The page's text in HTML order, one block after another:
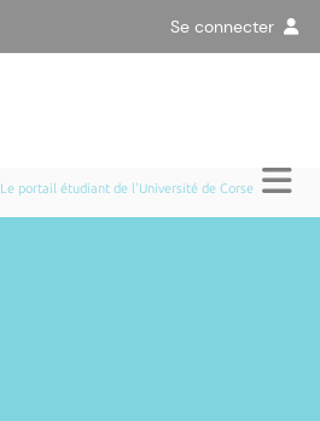
Se connecter
Le portail étudiant de l'Université de Corse